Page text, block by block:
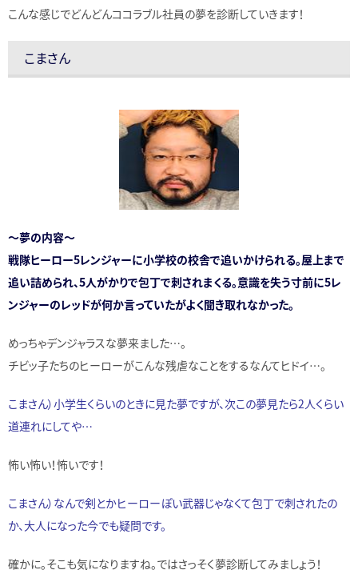
こんな感じでどんどんココラブル社員の夢を診断していきます！
こまさん
～夢の内容～
戦隊ヒーロー5レンジャーに小学校の校舎で追いかけられる。屋上まで
追い詰められ、5人がかりで包丁で刺されまくる。意識を失う寸前に5レ
ンジャーのレッドが何か言っていたがよく聞き取れなかった。
めっちゃデンジャラスな夢来ました…。
チビッ子たちのヒーローがこんな残虐なことをするなんてヒドイ…。
こまさん）小学生くらいのときに見た夢ですが、次この夢見たら2人くらい
道連れにしてや…
怖い怖い！怖いです！
こまさん）なんで剣とかヒーローぽい武器じゃなくて包丁で刺されたの
か、大人になった今でも疑問です。
確かに。そこも気になりますね。ではさっそく夢診断してみましょう！